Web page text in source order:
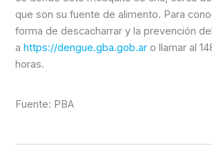
que son su fuente de alimento. Para
forma de descacharrar y la prevención
ahttps://dengue.gba.gob.ar o llamar al
horas.
Fuente: PBA